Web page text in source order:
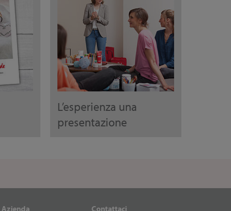
L’esperienza una
presentazione
Azienda Contattaci